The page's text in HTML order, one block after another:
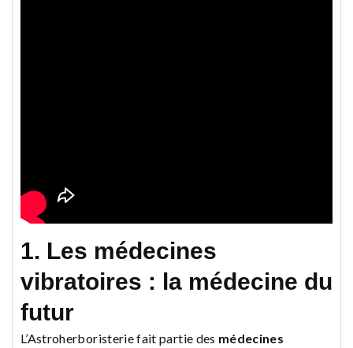
1. Les médecines
vibratoires : la médecine du
futur
L’Astroherboristerie fait partie des médecines